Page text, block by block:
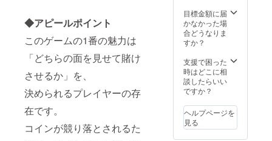
◆アピールポイント
このゲームの1番の魅力は
「どちらの面を見せて賭け
させるか」を、
決められるプレイヤーの存
在です。
コインが競り落とされるた
欄にご
記入く
ださ
い。 ペ
ムでも
可能で
すが、
モラル
るよう
な名前
の場合
は、変
目標金額に届
かなかった場
合どうなりま
すか？
支援で困った
時はどこに相
談したらいい
ですか？
ヘルプページを
見る